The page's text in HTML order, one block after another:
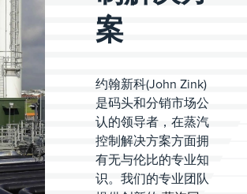
案
约翰新科(John Zink)
是码头和分销市场公
认的领导者，在蒸汽
控制解决方案方面拥
有无与伦比的专业知
识。我们的专业团队